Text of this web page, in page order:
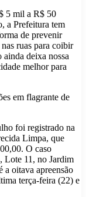
5 mil a R$ 50
a Prefeitura tem
de prevenir
ruas para coibir
ainda deixa nossa
melhor para
em flagrante de
foi registrado na
Limpa, que
O caso
Lote 11, no Jardim
a oitava apreensão
terça-feira (22) e